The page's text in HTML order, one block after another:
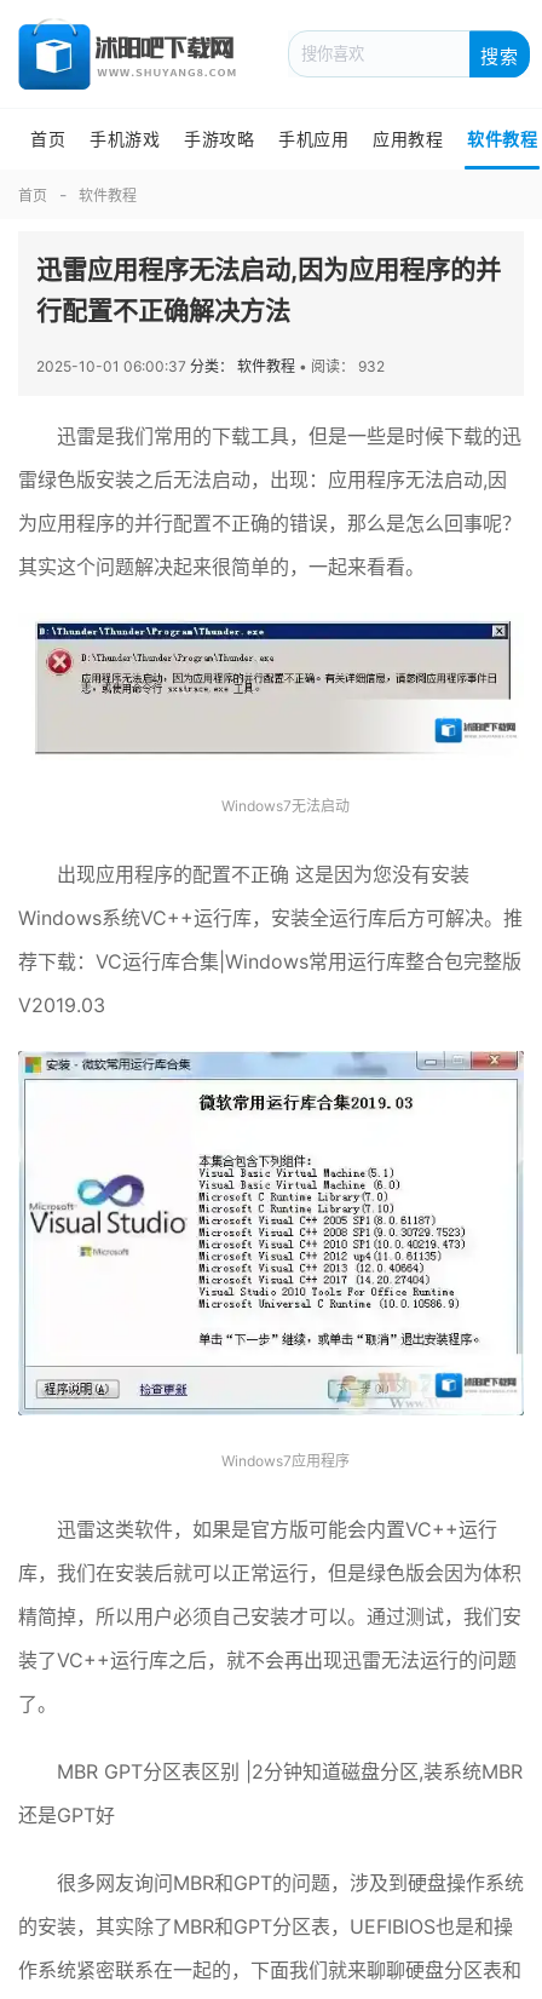
搜索
首页 手机游戏 手游攻略 手机应用 应用教程 软件教程
首页 软件教程
迅雷应用程序无法启动,因为应用程序的并
行配置不正确解决方法
2025-10-01 06:00:37 分类： 软件教程 • 阅读： 932
迅雷是我们常用的下载工具，但是一些是时候下载的迅
雷绿色版安装之后无法启动，出现：应用程序无法启动,因
为应用程序的并行配置不正确的错误，那么是怎么回事呢？
其实这个问题解决起来很简单的，一起来看看。
Windows7无法启动
出现应用程序的配置不正确 这是因为您没有安装
Windows系统VC++运行库，安装全运行库后方可解决。推
荐下载：VC运行库合集|Windows常用运行库整合包完整版
V2019.03
Windows7应用程序
迅雷这类软件，如果是官方版可能会内置VC++运行
库，我们在安装后就可以正常运行，但是绿色版会因为体积
精简掉，所以用户必须自己安装才可以。通过测试，我们安
装了VC++运行库之后，就不会再出现迅雷无法运行的问题
了。
MBR GPT分区表区别 |2分钟知道磁盘分区,装系统MBR
还是GPT好
很多网友询问MBR和GPT的问题，涉及到硬盘操作系统
的安装，其实除了MBR和GPT分区表，UEFIBIOS也是和操
作系统紧密联系在一起的，下面我们就来聊聊硬盘分区表和